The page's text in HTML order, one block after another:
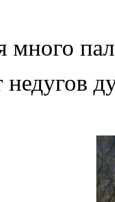
много
недугов